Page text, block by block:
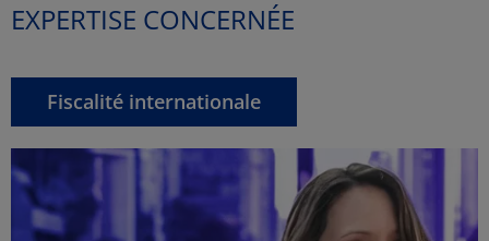
EXPERTISE CONCERNÉE
Fiscalité internationale